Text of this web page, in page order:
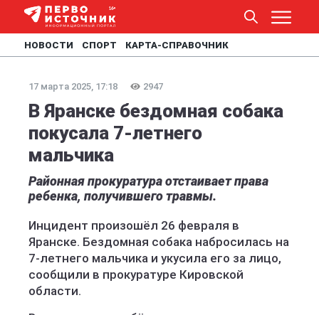
НОВОСТИ СПОРТ КАРТА-СПРАВОЧНИК
17 марта 2025, 17:18 2947
В Яранске бездомная собака
покусала 7-летнего
мальчика
Районная прокуратура отстаивает права
ребенка, получившего травмы.
Инцидент произошёл 26 февраля в
Яранске. Бездомная собака набросилась на
7-летнего мальчика и укусила его за лицо,
сообщили в прокуратуре Кировской
области.